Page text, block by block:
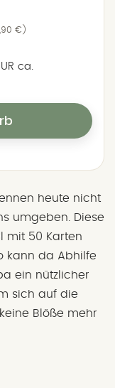
€)
ca.
heute nicht
umgeben. Diese
mit 50 Karten
kann da Abhilfe
ein nützlicher
sich auf die
Blöße mehr